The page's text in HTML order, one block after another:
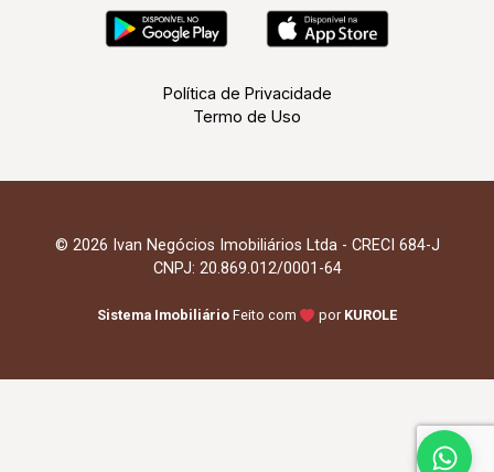
Política de Privacidade
Termo de Uso
© 2026 Ivan Negócios Imobiliários Ltda - CRECI 684-J
CNPJ: 20.869.012/0001-64
Sistema Imobiliário Feito com por KUROLE